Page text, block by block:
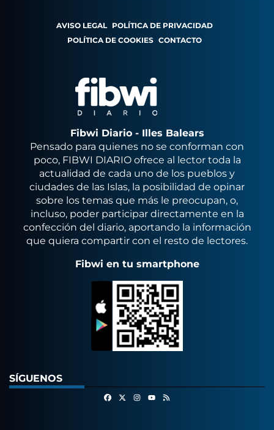
AVISO LEGAL POLÍTICA DE PRIVACIDAD
POLÍTICA DE COOKIES CONTACTO
Fibwi Diario - Illes Balears
Pensado para quienes no se conforman con
poco, FIBWI DIARIO ofrece al lector toda la
actualidad de cada uno de los pueblos y
ciudades de las Islas, la posibilidad de opinar
sobre los temas que más le preocupan, o,
incluso, poder participar directamente en la
confección del diario, aportando la información
que quiera compartir con el resto de lectores.
Fibwi en tu smartphone
SÍGUENOS
FacebookInstagram